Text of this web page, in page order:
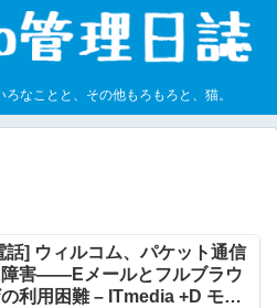
なことと、その他もろもろと、猫。
話] ウィルコム、パケット通信
障害――Eメールとフルブラウ
利用困難 – ITmedia +D モバ